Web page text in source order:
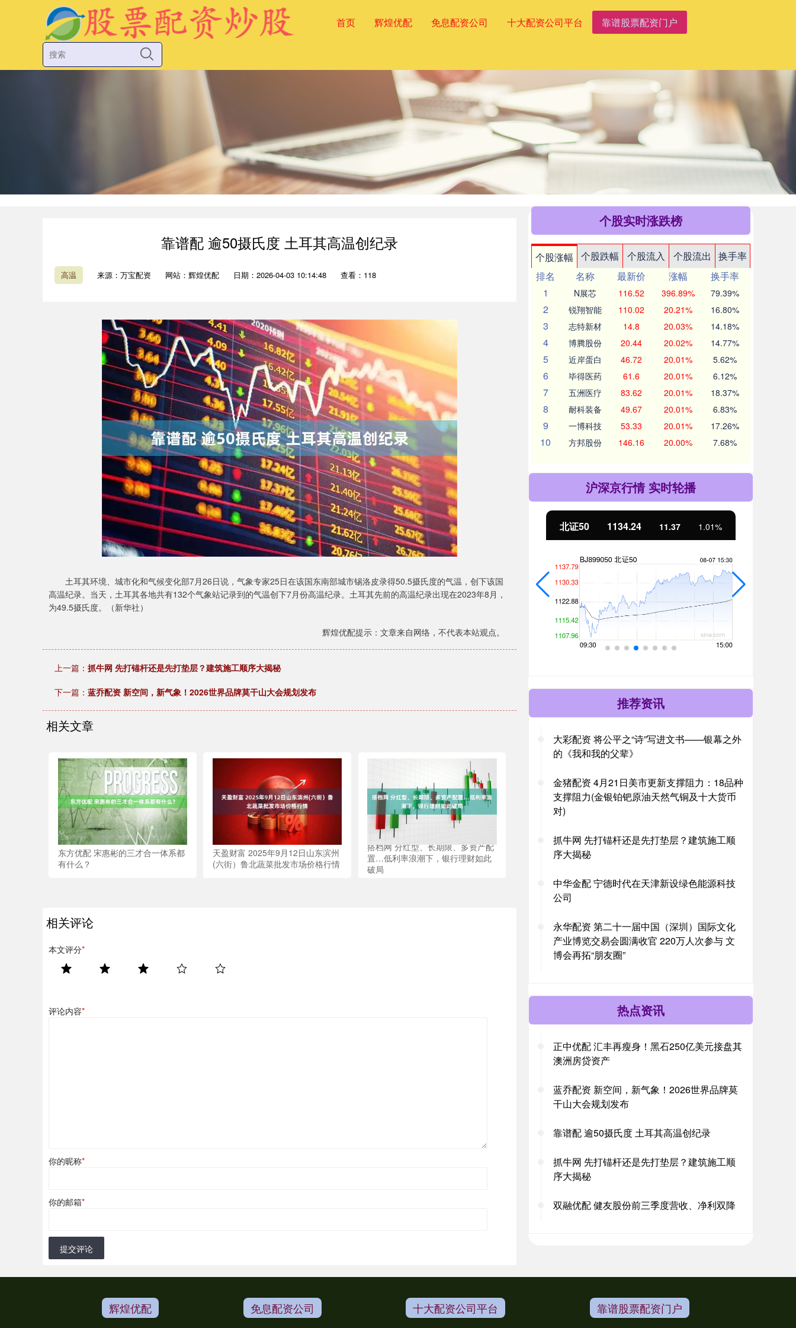
首页 辉煌优配 免息配资公司 十大配资公司平台 靠谱股票配资门户
靠谱配 逾50摄氏度 土耳其高温创纪录
高温 来源：万宝配资 网站：辉煌优配 日期：2026-04-03 10:14:48 查看：118
土耳其环境、城市化和气候变化部7月26日说，气象专家25日在该国东南部城市锡洛皮录得50.5摄氏度的气温，创下该国
高温纪录。当天，土耳其各地共有132个气象站记录到的气温创下7月份高温纪录。土耳其先前的高温纪录出现在2023年8月，
为49.5摄氏度。（新华社）
辉煌优配提示：文章来自网络，不代表本站观点。
上一篇： 抓牛网 先打锚杆还是先打垫层？建筑施工顺序大揭秘
下一篇： 蓝乔配资 新空间，新气象！2026世界品牌莫干山大会规划发布
相关文章
东方优配 宋惠彬的三才合一体系都
有什么？
天盈财富 2025年9月12日山东滨州
(六街）鲁北蔬菜批发市场价格行情
搭档网 分红型、长期限、多资产配
置…低利率浪潮下，银行理财如此
破局
相关评论
本文评分*
评论内容*
你的昵称*
你的邮箱*
提交评论
个股实时涨跌榜
个股涨幅 个股跌幅 个股流入 个股流出
换手率
排名
名称 最新价 涨幅
换手率
1
N展芯 116.52 396.89% 79.39%
2 锐翔智能 110.02 20.21% 16.80%
3 志特新材 14.8 20.03% 14.18%
4 博腾股份 20.44 20.02% 14.77%
5 近岸蛋白 46.72 20.01% 5.62%
6 毕得医药 61.6 20.01% 6.12%
7 五洲医疗 83.62 20.01% 18.37%
8 耐科装备 49.67 20.01% 6.83%
9 一博科技 53.33 20.01% 17.26%
10 方邦股份 146.16 20.00% 7.68%
沪深京行情 实时轮播
深证成指 14311.01 200.89 1.42% 沪深300 4694.44 43.13 北证50 1134.24 11.37 1.01%
推荐资讯
大彩配资 将公平之“诗”写进文书——银幕之外
的《我和我的父辈》
金猪配资 4月21日美市更新支撑阻力：18品种
支撑阻力(金银铂钯原油天然气铜及十大货币
对)
抓牛网 先打锚杆还是先打垫层？建筑施工顺
序大揭秘
中华金配 宁德时代在天津新设绿色能源科技
公司
永华配资 第二十一届中国（深圳）国际文化
产业博览交易会圆满收官 220万人次参与 文
博会再拓“朋友圈”
热点资讯
正中优配 汇丰再瘦身！黑石250亿美元接盘其
澳洲房贷资产
蓝乔配资 新空间，新气象！2026世界品牌莫
干山大会规划发布
靠谱配 逾50摄氏度 土耳其高温创纪录
抓牛网 先打锚杆还是先打垫层？建筑施工顺
序大揭秘
双融优配 健友股份前三季度营收、净利双降
辉煌优配 免息配资公司 十大配资公司平台 靠谱股票配资门户